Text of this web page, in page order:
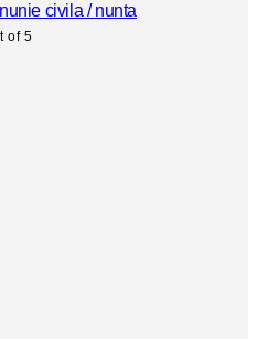
civila / nunta
of 5